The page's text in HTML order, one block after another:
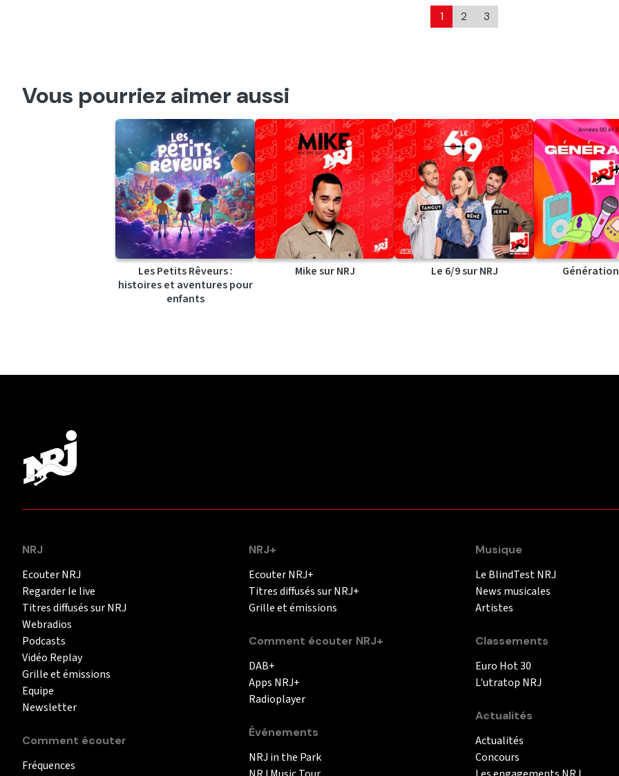
1 2 3
Vous pourriez aimer aussi
Les Petits Rêveurs :
histoires et aventures pour
enfants
Mike sur NRJ Le 6/9 sur NRJ Génération
NRJ
Ecouter NRJ
Regarder le live
Titres diffusés sur NRJ
Webradios
Podcasts
Vidéo Replay
Grille et émissions
Equipe
Newsletter
Comment écouter
Fréquences
NRJ+
Ecouter NRJ+
Titres diffusés sur NRJ+
Grille et émissions
Comment écouter NRJ+
DAB+
Apps NRJ+
Radioplayer
Événements
NRJ in the Park
Musique
Le BlindTest NRJ
News musicales
Artistes
Classements
Euro Hot 30
L'utratop NRJ
Actualités
Actualités
Concours